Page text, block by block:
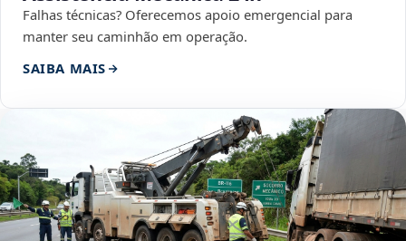
Falhas técnicas? Oferecemos apoio emergencial para
manter seu caminhão em operação.
SAIBA MAIS